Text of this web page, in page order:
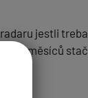
jestli
do 3 měsíců